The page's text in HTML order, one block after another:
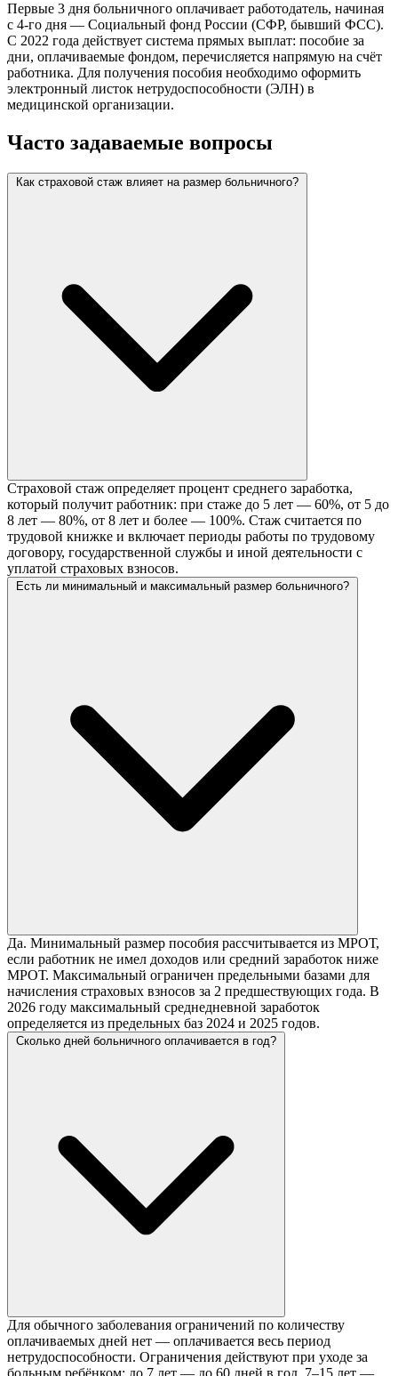
Первые 3 дня больничного оплачивает работодатель, начиная
с 4-го дня — Социальный фонд России (СФР, бывший ФСС).
С 2022 года действует система прямых выплат: пособие за
дни, оплачиваемые фондом, перечисляется напрямую на счёт
работника. Для получения пособия необходимо оформить
электронный листок нетрудоспособности (ЭЛН) в
медицинской организации.
Часто задаваемые вопросы
Как страховой стаж влияет на размер больничного?
Страховой стаж определяет процент среднего заработка,
который получит работник: при стаже до 5 лет — 60%, от 5 до
8 лет — 80%, от 8 лет и более — 100%. Стаж считается по
трудовой книжке и включает периоды работы по трудовому
договору, государственной службы и иной деятельности с
уплатой страховых взносов.
Есть ли минимальный и максимальный размер больничного?
Да. Минимальный размер пособия рассчитывается из МРОТ,
если работник не имел доходов или средний заработок ниже
МРОТ. Максимальный ограничен предельными базами для
начисления страховых взносов за 2 предшествующих года. В
2026 году максимальный среднедневной заработок
определяется из предельных баз 2024 и 2025 годов.
Сколько дней больничного оплачивается в год?
Для обычного заболевания ограничений по количеству
оплачиваемых дней нет — оплачивается весь период
нетрудоспособности. Ограничения действуют при уходе за
больным ребёнком: до 7 лет — до 60 дней в год, 7–15 лет —